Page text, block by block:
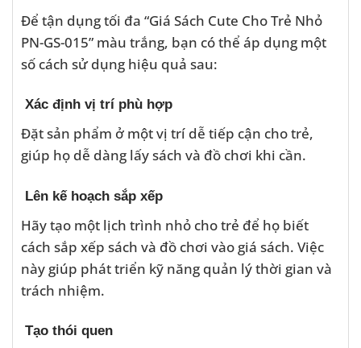
Để tận dụng tối đa “Giá Sách Cute Cho Trẻ Nhỏ
PN-GS-015” màu trắng, bạn có thể áp dụng một
số cách sử dụng hiệu quả sau:
Xác định vị trí phù hợp
Đặt sản phẩm ở một vị trí dễ tiếp cận cho trẻ,
giúp họ dễ dàng lấy sách và đồ chơi khi cần.
Lên kế hoạch sắp xếp
Hãy tạo một lịch trình nhỏ cho trẻ để họ biết
cách sắp xếp sách và đồ chơi vào giá sách. Việc
này giúp phát triển kỹ năng quản lý thời gian và
trách nhiệm.
Tạo thói quen